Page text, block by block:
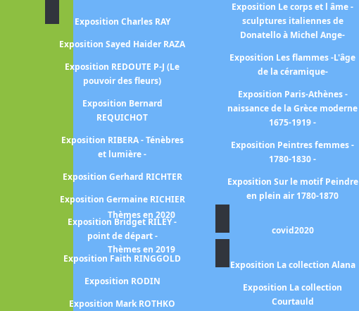
Exposition Charles RAY
Exposition Sayed Haider RAZA
Exposition REDOUTE P-J (Le
pouvoir des fleurs)
Exposition Bernard
REQUICHOT
Exposition RIBERA - Ténèbres
et lumière -
Exposition Gerhard RICHTER
Exposition Germaine RICHIER
Exposition Bridget RILEY -
point de départ -
Exposition Faith RINGGOLD
Exposition RODIN
Exposition Mark ROTHKO
Exposition Le corps et l âme -
sculptures italiennes de
Donatello à Michel Ange-
Exposition Les flammes -L'âge
de la céramique-
Exposition Paris-Athènes -
naissance de la Grèce moderne
1675-1919 -
Exposition Peintres femmes -
1780-1830 -
Exposition Sur le motif Peindre
en plein air 1780-1870
Thèmes en 2020
covid2020
Thèmes en 2019
Exposition La collection Alana
Exposition La collection
Courtauld